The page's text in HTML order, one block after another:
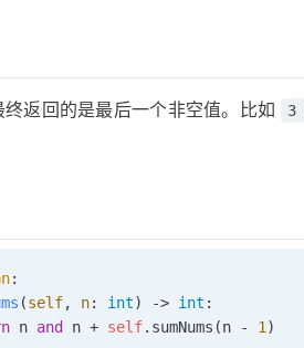
返回的是最后一个非空值。比如 3
:
(self, n: int) -> int :
n and n + self. sumNums (n - 1 )